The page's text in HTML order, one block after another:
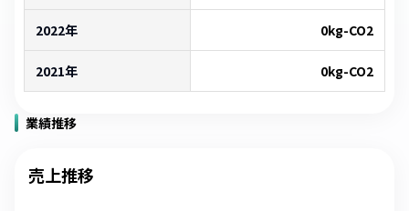
2022年 0kg-CO2
2021年 0kg-CO2
業績推移
売上推移